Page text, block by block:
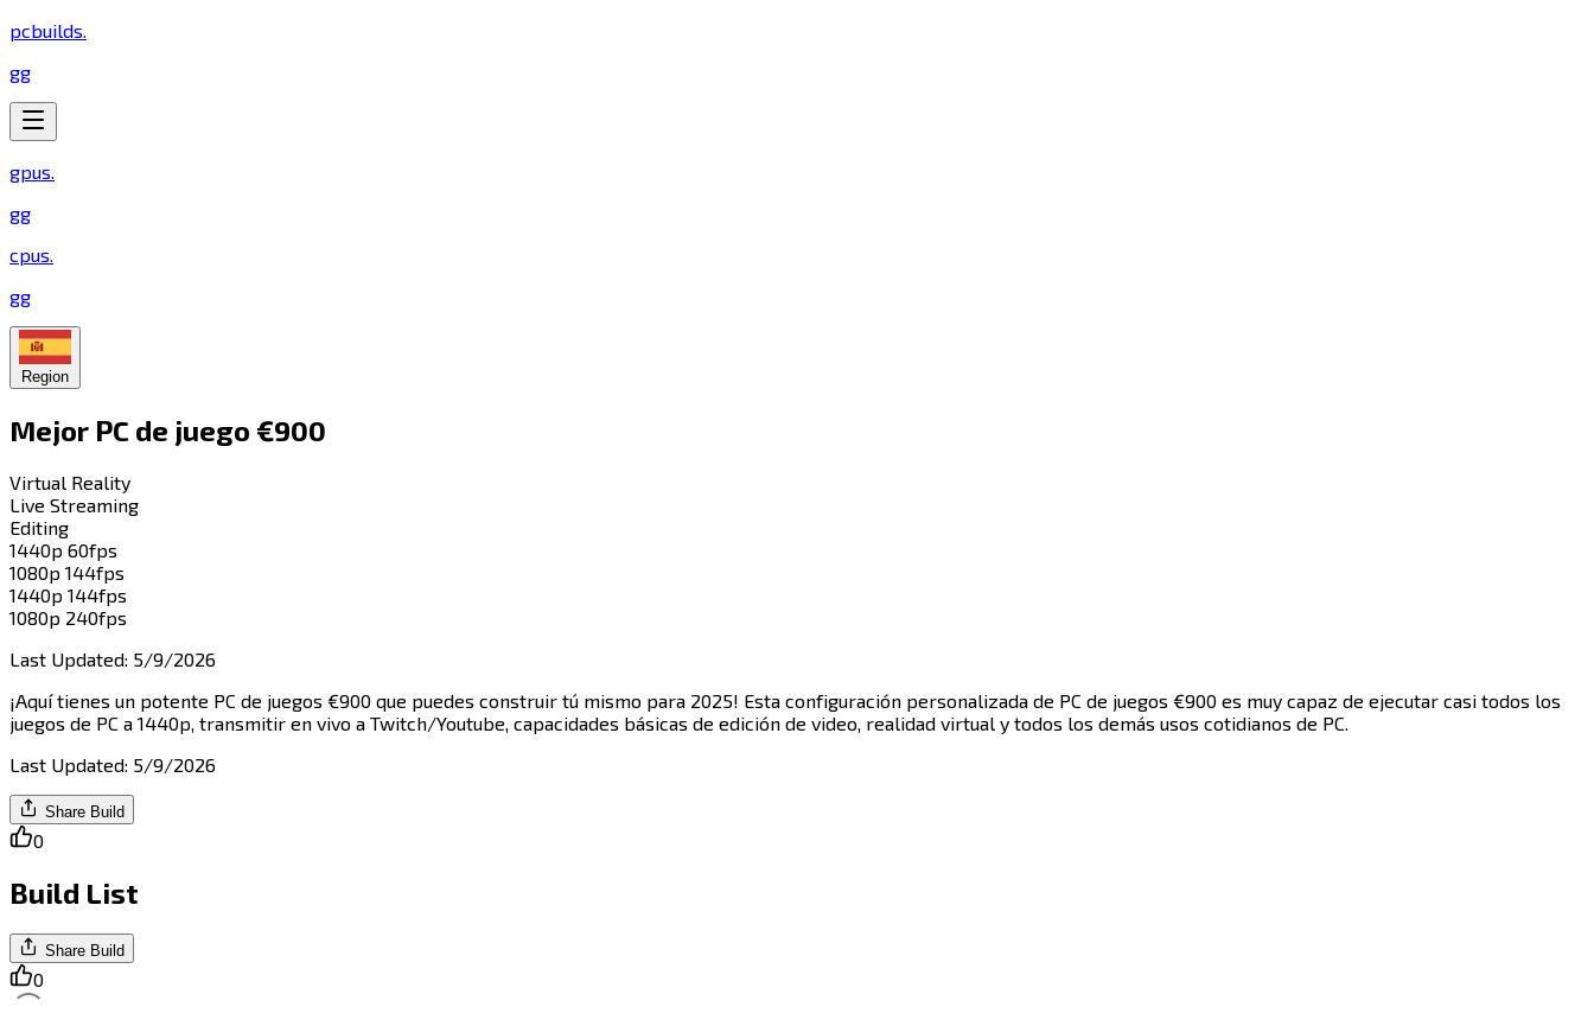
pcbuilds.
gg
gpus.
gg
cpus.
gg
Region
Mejor PC de juego €900​​​​‌ ‍ ​‍​‍‌‍ ‌ ​‍‌‍‍‌‌‍‌ ‌‍‍‌‌‍ ‍​‍​‍​ ‍‍​‍​‍‌ ​ ‌‍​‌‌‍ ‍‌‍‍‌‌ ‌​‌ ‍‌​‍ ‍‌‍‍‌‌‍ ​‍​‍​‍ ​​‍​‍‌‍‍​‌ ​‍‌‍‌‌‌‍‌‍​‍​‍​ ‍‍​‍​‍​‍ ‌‍​‌‌‍‌​‌‍ ‌‌‍‍‌‌‍ ‍​‍ ‌‍‍‌‌‍ ‍‌ ‌​‌‍‌‌‌‍ ‍‌ ‌​​‍ ‌‍‌‌‌‍‌​‌‍‍‌‌ ‌​​‍ ‌‍ ‌‌‍ ‌‍‌​‌‍‌‌​ ‌‌ ​​‌ ​‍‌‍‌‌‌ ​ ‌‍‌‌‌‍ ‍‌ ‌​‌‍​‌‌ ‌​‌‍‍‌‌‍ ‌‍ ‍​ ‍ ‌‍‍‌‌‍‌​​ ‌‌‍‌​​ ‍​​ ​​​ ‍​​ ​‌​ ‍​‌‍​ ​ ‌ ​‍ ‌​ ‌‌‌‍‌‍‌‍‌​​ ‍‌​‍ ‌​ ‌​​ ‌​​ ​‌​ ‍‌​‍ ‌‌‍​‍​ ‌‌​ ‌ ‌‍​ ​‍ ‌‌‍‌​‌‍‌​‌‍​‍‌‍​‌​ ‍‌‌‍‌‌‌‍‌‍‌‍‌‍‌‍​‌​ ​‌​ ‍‌​ ‌‍​ ‍ ‌ ‌​‌ ‍‌‌ ​​‌‍‌‌​ ‌‌‍​‍‌ ‌‌‌‍‍‌‌‍ ​‌‍‌​​ ‍ ‌ ​​‌‍​‌‌ ‌​‌‍‍​​ ‌‌‍‍‌​ ​‌​ ‍​‌‍ ‍‌‌ ‌‍ ‍‌‍​‌‌‍ ‌‌‍‌‌​‍‌‌​ ‌‌‌​​‍‌‌ ‌‍‍ ‌‍‌‌‌ ‍‌​‍‌‌​ ​ ‌​‌​​‍‌‌​ ​ ‌​‌​​‍‌‌​ ​‍​ ​‍‌‍‌‌‌ ​ ​‍‌‌​ ​‍​ ​‍​‍‌‌​ ‌‌‌​‌​​‍ ‍‌ ‌‍‌‍​‌‌‍ ​‌ ‌‌‌‍‌‌​ ‌‍​‍‌‍​‌‌ ​ ‌‍‌‌‌‌‌‌‌ ​‍‌‍ ​​ ‌​‍‌‌​ ​‍‌​‌‍‌‍​‌‌‍‌​‌‍ ‌‌‍‍‌‌‍ ‍​‍‌‍‌‍‍‌‌‍‌​​ ‌‌‍‌​​ ‍​​ ​​​ ‍​​ ​‌​ ‍​‌‍​ ​ ‌ ​‍ ‌​ ‌‌‌‍‌‍‌‍‌​​ ‍‌​‍ ‌​ ‌​​ ‌​​ ​‌​ ‍‌​‍ ‌‌‍​‍​ ‌‌​ ‌ ‌‍​ ​‍ ‌‌‍‌​‌‍‌​‌‍​‍‌‍​‌​ ‍‌‌‍‌‌‌‍‌‍‌‍‌‍‌‍​‌​ ​‌​ ‍‌​ ‌‍​‍‌‍‌ ‌​‌ ‍‌‌ ​​‌‍‌‌​ ‌‌‍​‍‌ ‌‌‌‍‍‌‌‍ ​‌‍‌​​‍‌‍‌ ​​‌‍​‌‌ ‌​‌‍‍​​ ‌‌‍‍‌​ ​‌​ ‍​‌‍ ‍‌‌ ‌‍ ‍‌‍​‌‌‍ ‌‌‍‌‌​‍‌‌​ ‌‌‌​​‍‌‌ ‌‍‍ ‌‍‌‌‌ ‍‌​‍‌‌​ ​ ‌​‌​​‍‌‌​ ​ ‌​‌​​‍‌‌​ ​‍​ ​‍‌‍‌‌‌ ​ ​‍‌‌​ ​‍​ ​‍​‍‌‌​ ‌‌‌​‌​​‍ ‍‌ ‌‍‌‍​‌‌‍ ​‌ ‌‌‌‍‌‌​‍‌‍‌ ​​‌‍‌‌‌ ​‍‌ ​ ‌ ​​‌‍‌‌‌‍​ ‌ ‌​‌‍‍‌‌ ‌‍‌‍‌‌​ ‌‌ ​​‌ ‌‌‌‍​‍‌‍ ​‌‍‍‌‌ ​ ‌‍‍​‌‍‌‌‌‍‌​​‍​‍‌ ‌
Virtual Reality​​​​‌ ‍ ​‍​‍‌‍ ‌ ​‍‌‍‍‌‌‍‌ ‌‍‍‌‌‍ ‍​‍​‍​ ‍‍​‍​‍‌ ​ ‌‍​‌‌‍ ‍‌‍‍‌‌ ‌​‌ ‍‌​‍ ‍‌‍‍‌‌‍ ​‍​‍​‍ ​​‍​‍‌‍‍​‌ ​‍‌‍‌‌‌‍‌‍​‍​‍​ ‍‍​‍​‍​‍ ‌‍​‌‌‍‌​‌‍ ‌‌‍‍‌‌‍ ‍​‍ ‌‍‍‌‌‍ ‍‌ ‌​‌‍‌‌‌‍ ‍‌ ‌​​‍ ‌‍‌‌‌‍‌​‌‍‍‌‌ ‌​​‍ ‌‍ ‌‌‍ ‌‍‌​‌‍‌‌​ ‌‌ ​​‌ ​‍‌‍‌‌‌ ​ ‌‍‌‌‌‍ ‍‌ ‌​‌‍​‌‌ ‌​‌‍‍‌‌‍ ‌‍ ‍​ ‍ ‌‍‍‌‌‍‌​​ ‌​ ​‌​ ​‌‌‍​‌​ ‍‌‌‍‌‌‌‍​‍​ ‌ ​ ​‍​‍ ‌​ ‌​‌‍‌​​ ​‍​ ‌​​‍ ‌​ ‌​​ ​​‌‍‌​​ ​‍​‍ ‌‌‍​‌‌‍​‌‌‍‌​‌‍​‌​‍ ‌‌‍‌‍‌‍‌​‌‍​‍​ ‍‌​ ‌ ​ ‌‍‌‍​‌​ ‌ ‌‍​‍​ ‍​​ ‍‌‌‍‌‍​ ‍ ‌ ‌​‌ ‍‌‌ ​​‌‍‌‌​ ‌‌ ‌​‌‍​‌‌‍‌ ​ ‍ ‌ ​​‌‍​‌‌ ‌​‌‍‍​​ ‌‌‍ ‍‌‍​‌‌‍ ‌‌‍‌‌​ ‌‍​‍‌‍​‌‌ ​ ‌‍‌‌‌‌‌‌‌ ​‍‌‍ ​​ ‌​‍‌‌​ ​‍‌​‌‍‌‍​‌‌‍‌​‌‍ ‌‌‍‍‌‌‍ ‍​‍‌‍‌‍‍‌‌‍‌​​ ‌​ ​‌​ ​‌‌‍​‌​ ‍‌‌‍‌‌‌‍​‍​ ‌ ​ ​‍​‍ ‌​ ‌​‌‍‌​​ ​‍​ ‌​​‍ ‌​ ‌​​ ​​‌‍‌​​ ​‍​‍ ‌‌‍​‌‌‍​‌‌‍‌​‌‍​‌​‍ ‌‌‍‌‍‌‍‌​‌‍​‍​ ‍‌​ ‌ ​ ‌‍‌‍​‌​ ‌ ‌‍​‍​ ‍​​ ‍‌‌‍‌‍​‍‌‍‌ ‌​‌ ‍‌‌ ​​‌‍‌‌​ ‌‌ ‌​‌‍​‌‌‍‌ ​‍‌‍‌ ​​‌‍​‌‌ ‌​‌‍‍​​ ‌‌‍ ‍‌‍​‌‌‍ ‌‌‍‌‌​‍‌‍‌ ​​‌‍‌‌‌ ​‍‌ ​ ‌ ​​‌‍‌‌‌‍​ ‌ ‌​‌‍‍‌‌ ‌‍‌‍‌‌​ ‌‌ ​​‌ ‌‌‌‍​‍‌‍ ​‌‍‍‌‌ ​ ‌‍‍​‌‍‌‌‌‍‌​​‍​‍‌ ‌
Live Streaming​​​​‌ ‍ ​‍​‍‌‍ ‌ ​‍‌‍‍‌‌‍‌ ‌‍‍‌‌‍ ‍​‍​‍​ ‍‍​‍​‍‌ ​ ‌‍​‌‌‍ ‍‌‍‍‌‌ ‌​‌ ‍‌​‍ ‍‌‍‍‌‌‍ ​‍​‍​‍ ​​‍​‍‌‍‍​‌ ​‍‌‍‌‌‌‍‌‍​‍​‍​ ‍‍​‍​‍​‍ ‌‍​‌‌‍‌​‌‍ ‌‌‍‍‌‌‍ ‍​‍ ‌‍‍‌‌‍ ‍‌ ‌​‌‍‌‌‌‍ ‍‌ ‌​​‍ ‌‍‌‌‌‍‌​‌‍‍‌‌ ‌​​‍ ‌‍ ‌‌‍ ‌‍‌​‌‍‌‌​ ‌‌ ​​‌ ​‍‌‍‌‌‌ ​ ‌‍‌‌‌‍ ‍‌ ‌​‌‍​‌‌ ‌​‌‍‍‌‌‍ ‌‍ ‍​ ‍ ‌‍‍‌‌‍‌​​ ‌​ ​‌‌‍​‍​ ‌‍‌‍​‌‌‍​ ​ ​‌‌‍​‍​ ​‍​‍ ‌‌‍‌​​ ‌ ​ ‍​​ ‌‍​‍ ‌​ ‌​​ ‍​‌‍‌‌​ ‍‌​‍ ‌‌‍​‍​ ​‌‌‍‌‌‌‍‌​​‍ ‌​ ​​‌‍​‍​ ‍‌​ ‌ ‌‍​‍‌‍‌​​ ‌ ​ ‌ ​ ​‌‌‍‌​​ ​​‌‍‌​​ ‍ ‌ ‌​‌ ‍‌‌ ​​‌‍‌‌​ ‌‌ ‌​‌‍​‌‌‍‌ ​ ‍ ‌ ​​‌‍​‌‌ ‌​‌‍‍​​ ‌‌‍ ‍‌‍​‌‌‍ ‌‌‍‌‌​ ‌‍​‍‌‍​‌‌ ​ ‌‍‌‌‌‌‌‌‌ ​‍‌‍ ​​ ‌​‍‌‌​ ​‍‌​‌‍‌‍​‌‌‍‌​‌‍ ‌‌‍‍‌‌‍ ‍​‍‌‍‌‍‍‌‌‍‌​​ ‌​ ​‌‌‍​‍​ ‌‍‌‍​‌‌‍​ ​ ​‌‌‍​‍​ ​‍​‍ ‌‌‍‌​​ ‌ ​ ‍​​ ‌‍​‍ ‌​ ‌​​ ‍​‌‍‌‌​ ‍‌​‍ ‌‌‍​‍​ ​‌‌‍‌‌‌‍‌​​‍ ‌​ ​​‌‍​‍​ ‍‌​ ‌ ‌‍​‍‌‍‌​​ ‌ ​ ‌ ​ ​‌‌‍‌​​ ​​‌‍‌​​‍‌‍‌ ‌​‌ ‍‌‌ ​​‌‍‌‌​ ‌‌ ‌​‌‍​‌‌‍‌ ​‍‌‍‌ ​​‌‍​‌‌ ‌​‌‍‍​​ ‌‌‍ ‍‌‍​‌‌‍ ‌‌‍‌‌​‍‌‍‌ ​​‌‍‌‌‌ ​‍‌ ​ ‌ ​​‌‍‌‌‌‍​ ‌ ‌​‌‍‍‌‌ ‌‍‌‍‌‌​ ‌‌ ​​‌ ‌‌‌‍​‍‌‍ ​‌‍‍‌‌ ​ ‌‍‍​‌‍‌‌‌‍‌​​‍​‍‌ ‌
Editing​​​​‌ ‍ ​‍​‍‌‍ ‌ ​‍‌‍‍‌‌‍‌ ‌‍‍‌‌‍ ‍​‍​‍​ ‍‍​‍​‍‌ ​ ‌‍​‌‌‍ ‍‌‍‍‌‌ ‌​‌ ‍‌​‍ ‍‌‍‍‌‌‍ ​‍​‍​‍ ​​‍​‍‌‍‍​‌ ​‍‌‍‌‌‌‍‌‍​‍​‍​ ‍‍​‍​‍​‍ ‌‍​‌‌‍‌​‌‍ ‌‌‍‍‌‌‍ ‍​‍ ‌‍‍‌‌‍ ‍‌ ‌​‌‍‌‌‌‍ ‍‌ ‌​​‍ ‌‍‌‌‌‍‌​‌‍‍‌‌ ‌​​‍ ‌‍ ‌‌‍ ‌‍‌​‌‍‌‌​ ‌‌ ​​‌ ​‍‌‍‌‌‌ ​ ‌‍‌‌‌‍ ‍‌ ‌​‌‍​‌‌ ‌​‌‍‍‌‌‍ ‌‍ ‍​ ‍ ‌‍‍‌‌‍‌​​ ‌‌‍‌​​ ‌ ‌‍​‍‌‍‌​​ ​‌‌‍​ ​ ‌‍​ ‌​​‍ ‌​ ​‍​ ‌ ​ ‌​​ ‍‌​‍ ‌​ ‌​​ ​‍​ ​ ​ ‍‌​‍ ‌​ ‍​​ ​​​ ‌​‌‍‌‍​‍ ‌​ ‌‍‌‍‌‍‌‍​ ​ ‌‌​ ‌‌‌‍‌​​ ​‌​ ‌ ‌‍​‍‌‍​‍‌‍‌‌​ ​‌​ ‍ ‌ ‌​‌ ‍‌‌ ​​‌‍‌‌​ ‌‌ ‌​‌‍​‌‌‍‌ ​ ‍ ‌ ​​‌‍​‌‌ ‌​‌‍‍​​ ‌‌‍ ‍‌‍​‌‌‍ ‌‌‍‌‌​ ‌‍​‍‌‍​‌‌ ​ ‌‍‌‌‌‌‌‌‌ ​‍‌‍ ​​ ‌​‍‌‌​ ​‍‌​‌‍‌‍​‌‌‍‌​‌‍ ‌‌‍‍‌‌‍ ‍​‍‌‍‌‍‍‌‌‍‌​​ ‌‌‍‌​​ ‌ ‌‍​‍‌‍‌​​ ​‌‌‍​ ​ ‌‍​ ‌​​‍ ‌​ ​‍​ ‌ ​ ‌​​ ‍‌​‍ ‌​ ‌​​ ​‍​ ​ ​ ‍‌​‍ ‌​ ‍​​ ​​​ ‌​‌‍‌‍​‍ ‌​ ‌‍‌‍‌‍‌‍​ ​ ‌‌​ ‌‌‌‍‌​​ ​‌​ ‌ ‌‍​‍‌‍​‍‌‍‌‌​ ​‌​‍‌‍‌ ‌​‌ ‍‌‌ ​​‌‍‌‌​ ‌‌ ‌​‌‍​‌‌‍‌ ​‍‌‍‌ ​​‌‍​‌‌ ‌​‌‍‍​​ ‌‌‍ ‍‌‍​‌‌‍ ‌‌‍‌‌​‍‌‍‌ ​​‌‍‌‌‌ ​‍‌ ​ ‌ ​​‌‍‌‌‌‍​ ‌ ‌​‌‍‍‌‌ ‌‍‌‍‌‌​ ‌‌ ​​‌ ‌‌‌‍​‍‌‍ ​‌‍‍‌‌ ​ ‌‍‍​‌‍‌‌‌‍‌​​‍​‍‌ ‌
1440p 60fps​​​​‌ ‍ ​‍​‍‌‍ ‌ ​‍‌‍‍‌‌‍‌ ‌‍‍‌‌‍ ‍​‍​‍​ ‍‍​‍​‍‌ ​ ‌‍​‌‌‍ ‍‌‍‍‌‌ ‌​‌ ‍‌​‍ ‍‌‍‍‌‌‍ ​‍​‍​‍ ​​‍​‍‌‍‍​‌ ​‍‌‍‌‌‌‍‌‍​‍​‍​ ‍‍​‍​‍​‍ ‌‍​‌‌‍‌​‌‍ ‌‌‍‍‌‌‍ ‍​‍ ‌‍‍‌‌‍ ‍‌ ‌​‌‍‌‌‌‍ ‍‌ ‌​​‍ ‌‍‌‌‌‍‌​‌‍‍‌‌ ‌​​‍ ‌‍ ‌‌‍ ‌‍‌​‌‍‌‌​ ‌‌ ​​‌ ​‍‌‍‌‌‌ ​ ‌‍‌‌‌‍ ‍‌ ‌​‌‍​‌‌ ‌​‌‍‍‌‌‍ ‌‍ ‍​ ‍ ‌‍‍‌‌‍‌​​ ‌​ ​‍​ ‌ ‌‍​ ​ ‍​​ ‍‌‌‍​‍​ ‌ ​ ​​​‍ ‌​ ​‍​ ‍‌​ ‍​‌‍‌‍​‍ ‌​ ‌​​ ‍‌​ ‌‍​ ‍‌​‍ ‌‌‍​‌​ ​‌​ ‌​​ ‍​​‍ ‌​ ​​​ ​ ​ ‌ ‌‍​‌‌‍​‌​ ‍‌​ ‍​​ ‌‍​ ​ ‌‍​ ​ ​ ​ ​ ​ ‍ ‌ ‌​‌ ‍‌‌ ​​‌‍‌‌​ ‌‌ ​​‌‍‌‌‌ ​‍‌‍‌‍‌‍ ‌ ​‍‌‍ ‌‌‍​‌‌‍ ‍‌‍​ ‌‍‌‌​ ‍ ‌ ​​‌‍​‌‌ ‌​‌‍‍​​ ‌‌‍ ‍‌‍​‌‌‍ ‌‌‍‌‌​ ‌‍​‍‌‍​‌‌ ​ ‌‍‌‌‌‌‌‌‌ ​‍‌‍ ​​ ‌​‍‌‌​ ​‍‌​‌‍‌‍​‌‌‍‌​‌‍ ‌‌‍‍‌‌‍ ‍​‍‌‍‌‍‍‌‌‍‌​​ ‌​ ​‍​ ‌ ‌‍​ ​ ‍​​ ‍‌‌‍​‍​ ‌ ​ ​​​‍ ‌​ ​‍​ ‍‌​ ‍​‌‍‌‍​‍ ‌​ ‌​​ ‍‌​ ‌‍​ ‍‌​‍ ‌‌‍​‌​ ​‌​ ‌​​ ‍​​‍ ‌​ ​​​ ​ ​ ‌ ‌‍​‌‌‍​‌​ ‍‌​ ‍​​ ‌‍​ ​ ‌‍​ ​ ​ ​ ​ ​‍‌‍‌ ‌​‌ ‍‌‌ ​​‌‍‌‌​ ‌‌ ​​‌‍‌‌‌ ​‍‌‍‌‍‌‍ ‌ ​‍‌‍ ‌‌‍​‌‌‍ ‍‌‍​ ‌‍‌‌​‍‌‍‌ ​​‌‍​‌‌ ‌​‌‍‍​​ ‌‌‍ ‍‌‍​‌‌‍ ‌‌‍‌‌​‍‌‍‌ ​​‌‍‌‌‌ ​‍‌ ​ ‌ ​​‌‍‌‌‌‍​ ‌ ‌​‌‍‍‌‌ ‌‍‌‍‌‌​ ‌‌ ​​‌ ‌‌‌‍​‍‌‍ ​‌‍‍‌‌ ​ ‌‍‍​‌‍‌‌‌‍‌​​‍​‍‌ ‌
1080p 144fps​​​​‌ ‍ ​‍​‍‌‍ ‌ ​‍‌‍‍‌‌‍‌ ‌‍‍‌‌‍ ‍​‍​‍​ ‍‍​‍​‍‌ ​ ‌‍​‌‌‍ ‍‌‍‍‌‌ ‌​‌ ‍‌​‍ ‍‌‍‍‌‌‍ ​‍​‍​‍ ​​‍​‍‌‍‍​‌ ​‍‌‍‌‌‌‍‌‍​‍​‍​ ‍‍​‍​‍​‍ ‌‍​‌‌‍‌​‌‍ ‌‌‍‍‌‌‍ ‍​‍ ‌‍‍‌‌‍ ‍‌ ‌​‌‍‌‌‌‍ ‍‌ ‌​​‍ ‌‍‌‌‌‍‌​‌‍‍‌‌ ‌​​‍ ‌‍ ‌‌‍ ‌‍‌​‌‍‌‌​ ‌‌ ​​‌ ​‍‌‍‌‌‌ ​ ‌‍‌‌‌‍ ‍‌ ‌​‌‍​‌‌ ‌​‌‍‍‌‌‍ ‌‍ ‍​ ‍ ‌‍‍‌‌‍‌​​ ‌​ ‍‌​ ​​​ ‌‌​ ‌‌​ ‍​​ ‌‍‌‍‌​​ ‌​​‍ ‌‌‍‌​​ ‍​‌‍‌‌‌‍‌​​‍ ‌​ ‌​​ ​‍‌‍​‌‌‍‌‍​‍ ‌‌‍​‍​ ‌​‌‍‌​‌‍‌‌​‍ ‌‌‍​‍​ ‍​‌‍‌​​ ‌‍‌‍‌‌​ ‌‌​ ​​‌‍​‌​ ​​​ ‍​​ ​ ​ ‌​​ ‍ ‌ ‌​‌ ‍‌‌ ​​‌‍‌‌​ ‌‌ ​​‌‍‌‌‌ ​‍‌‍‌‍‌‍ ‌ ​‍‌‍ ‌‌‍​‌‌‍ ‍‌‍​ ‌‍‌‌​ ‍ ‌ ​​‌‍​‌‌ ‌​‌‍‍​​ ‌‌‍ ‍‌‍​‌‌‍ ‌‌‍‌‌​ ‌‍​‍‌‍​‌‌ ​ ‌‍‌‌‌‌‌‌‌ ​‍‌‍ ​​ ‌​‍‌‌​ ​‍‌​‌‍‌‍​‌‌‍‌​‌‍ ‌‌‍‍‌‌‍ ‍​‍‌‍‌‍‍‌‌‍‌​​ ‌​ ‍‌​ ​​​ ‌‌​ ‌‌​ ‍​​ ‌‍‌‍‌​​ ‌​​‍ ‌‌‍‌​​ ‍​‌‍‌‌‌‍‌​​‍ ‌​ ‌​​ ​‍‌‍​‌‌‍‌‍​‍ ‌‌‍​‍​ ‌​‌‍‌​‌‍‌‌​‍ ‌‌‍​‍​ ‍​‌‍‌​​ ‌‍‌‍‌‌​ ‌‌​ ​​‌‍​‌​ ​​​ ‍​​ ​ ​ ‌​​‍‌‍‌ ‌​‌ ‍‌‌ ​​‌‍‌‌​ ‌‌ ​​‌‍‌‌‌ ​‍‌‍‌‍‌‍ ‌ ​‍‌‍ ‌‌‍​‌‌‍ ‍‌‍​ ‌‍‌‌​‍‌‍‌ ​​‌‍​‌‌ ‌​‌‍‍​​ ‌‌‍ ‍‌‍​‌‌‍ ‌‌‍‌‌​‍‌‍‌ ​​‌‍‌‌‌ ​‍‌ ​ ‌ ​​‌‍‌‌‌‍​ ‌ ‌​‌‍‍‌‌ ‌‍‌‍‌‌​ ‌‌ ​​‌ ‌‌‌‍​‍‌‍ ​‌‍‍‌‌ ​ ‌‍‍​‌‍‌‌‌‍‌​​‍​‍‌ ‌
1440p 144fps​​​​‌ ‍ ​‍​‍‌‍ ‌ ​‍‌‍‍‌‌‍‌ ‌‍‍‌‌‍ ‍​‍​‍​ ‍‍​‍​‍‌ ​ ‌‍​‌‌‍ ‍‌‍‍‌‌ ‌​‌ ‍‌​‍ ‍‌‍‍‌‌‍ ​‍​‍​‍ ​​‍​‍‌‍‍​‌ ​‍‌‍‌‌‌‍‌‍​‍​‍​ ‍‍​‍​‍​‍ ‌‍​‌‌‍‌​‌‍ ‌‌‍‍‌‌‍ ‍​‍ ‌‍‍‌‌‍ ‍‌ ‌​‌‍‌‌‌‍ ‍‌ ‌​​‍ ‌‍‌‌‌‍‌​‌‍‍‌‌ ‌​​‍ ‌‍ ‌‌‍ ‌‍‌​‌‍‌‌​ ‌‌ ​​‌ ​‍‌‍‌‌‌ ​ ‌‍‌‌‌‍ ‍‌ ‌​‌‍​‌‌ ‌​‌‍‍‌‌‍ ‌‍ ‍​ ‍ ‌‍‍‌‌‍‌​​ ‌‌‍​ ​ ​‍​ ‍​​ ‍‌​ ‌​‌‍‌‌‌‍​‍​ ‌​​‍ ‌‌‍‌​​ ‍‌​ ​‌​ ​ ​‍ ‌​ ‌​​ ​‌​ ‌‍​ ‌ ​‍ ‌​ ‍​​ ​‍​ ‌​‌‍​‌​‍ ‌​ ‌​​ ​‌‌‍‌​‌‍​‌‌‍‌‌​ ​ ‌‍‌‌‌‍‌​​ ‌ ‌‍‌​‌‍​ ​ ​ ​ ‍ ‌ ‌​‌ ‍‌‌ ​​‌‍‌‌​ ‌‌ ​​‌‍‌‌‌ ​‍‌‍‌‍‌‍ ‌ ​‍‌‍ ‌‌‍​‌‌‍ ‍‌‍​ ‌‍‌‌​ ‍ ‌ ​​‌‍​‌‌ ‌​‌‍‍​​ ‌‌‍ ‍‌‍​‌‌‍ ‌‌‍‌‌​ ‌‍​‍‌‍​‌‌ ​ ‌‍‌‌‌‌‌‌‌ ​‍‌‍ ​​ ‌​‍‌‌​ ​‍‌​‌‍‌‍​‌‌‍‌​‌‍ ‌‌‍‍‌‌‍ ‍​‍‌‍‌‍‍‌‌‍‌​​ ‌‌‍​ ​ ​‍​ ‍​​ ‍‌​ ‌​‌‍‌‌‌‍​‍​ ‌​​‍ ‌‌‍‌​​ ‍‌​ ​‌​ ​ ​‍ ‌​ ‌​​ ​‌​ ‌‍​ ‌ ​‍ ‌​ ‍​​ ​‍​ ‌​‌‍​‌​‍ ‌​ ‌​​ ​‌‌‍‌​‌‍​‌‌‍‌‌​ ​ ‌‍‌‌‌‍‌​​ ‌ ‌‍‌​‌‍​ ​ ​ ​‍‌‍‌ ‌​‌ ‍‌‌ ​​‌‍‌‌​ ‌‌ ​​‌‍‌‌‌ ​‍‌‍‌‍‌‍ ‌ ​‍‌‍ ‌‌‍​‌‌‍ ‍‌‍​ ‌‍‌‌​‍‌‍‌ ​​‌‍​‌‌ ‌​‌‍‍​​ ‌‌‍ ‍‌‍​‌‌‍ ‌‌‍‌‌​‍‌‍‌ ​​‌‍‌‌‌ ​‍‌ ​ ‌ ​​‌‍‌‌‌‍​ ‌ ‌​‌‍‍‌‌ ‌‍‌‍‌‌​ ‌‌ ​​‌ ‌‌‌‍​‍‌‍ ​‌‍‍‌‌ ​ ‌‍‍​‌‍‌‌‌‍‌​​‍​‍‌ ‌
1080p 240fps​​​​‌ ‍ ​‍​‍‌‍ ‌ ​‍‌‍‍‌‌‍‌ ‌‍‍‌‌‍ ‍​‍​‍​ ‍‍​‍​‍‌ ​ ‌‍​‌‌‍ ‍‌‍‍‌‌ ‌​‌ ‍‌​‍ ‍‌‍‍‌‌‍ ​‍​‍​‍ ​​‍​‍‌‍‍​‌ ​‍‌‍‌‌‌‍‌‍​‍​‍​ ‍‍​‍​‍​‍ ‌‍​‌‌‍‌​‌‍ ‌‌‍‍‌‌‍ ‍​‍ ‌‍‍‌‌‍ ‍‌ ‌​‌‍‌‌‌‍ ‍‌ ‌​​‍ ‌‍‌‌‌‍‌​‌‍‍‌‌ ‌​​‍ ‌‍ ‌‌‍ ‌‍‌​‌‍‌‌​ ‌‌ ​​‌ ​‍‌‍‌‌‌ ​ ‌‍‌‌‌‍ ‍‌ ‌​‌‍​‌‌ ‌​‌‍‍‌‌‍ ‌‍ ‍​ ‍ ‌‍‍‌‌‍‌​​ ‌‌‍​‍​ ​​‌‍‌​‌‍​ ‌‍‌‌‌‍​‍​ ​‌​ ​​​‍ ‌‌‍‌​‌‍‌​​ ​‌​ ​​​‍ ‌​ ‌​‌‍​‌​ ‌ ​ ‌‍​‍ ‌‌‍​‍‌‍‌​‌‍​‍‌‍​‌​‍ ‌​ ​‍‌‍‌‍‌‍​ ​ ​‌​ ​‍​ ‍​​ ‌‌​ ‌ ​ ​ ​ ‌ ​ ​ ‌‍‌‌​ ‍ ‌ ‌​‌ ‍‌‌ ​​‌‍‌‌​ ‌‌ ​​‌‍‌‌‌ ​‍‌‍‌‍‌‍ ‌ ​‍‌‍ ‌‌‍​‌‌‍ ‍‌‍​ ‌‍‌‌​ ‍ ‌ ​​‌‍​‌‌ ‌​‌‍‍​​ ‌‌‍ ‍‌‍​‌‌‍ ‌‌‍‌‌​ ‌‍​‍‌‍​‌‌ ​ ‌‍‌‌‌‌‌‌‌ ​‍‌‍ ​​ ‌​‍‌‌​ ​‍‌​‌‍‌‍​‌‌‍‌​‌‍ ‌‌‍‍‌‌‍ ‍​‍‌‍‌‍‍‌‌‍‌​​ ‌‌‍​‍​ ​​‌‍‌​‌‍​ ‌‍‌‌‌‍​‍​ ​‌​ ​​​‍ ‌‌‍‌​‌‍‌​​ ​‌​ ​​​‍ ‌​ ‌​‌‍​‌​ ‌ ​ ‌‍​‍ ‌‌‍​‍‌‍‌​‌‍​‍‌‍​‌​‍ ‌​ ​‍‌‍‌‍‌‍​ ​ ​‌​ ​‍​ ‍​​ ‌‌​ ‌ ​ ​ ​ ‌ ​ ​ ‌‍‌‌​‍‌‍‌ ‌​‌ ‍‌‌ ​​‌‍‌‌​ ‌‌ ​​‌‍‌‌‌ ​‍‌‍‌‍‌‍ ‌ ​‍‌‍ ‌‌‍​‌‌‍ ‍‌‍​ ‌‍‌‌​‍‌‍‌ ​​‌‍​‌‌ ‌​‌‍‍​​ ‌‌‍ ‍‌‍​‌‌‍ ‌‌‍‌‌​‍‌‍‌ ​​‌‍‌‌‌ ​‍‌ ​ ‌ ​​‌‍‌‌‌‍​ ‌ ‌​‌‍‍‌‌ ‌‍‌‍‌‌​ ‌‌ ​​‌ ‌‌‌‍​‍‌‍ ​‌‍‍‌‌ ​ ‌‍‍​‌‍‌‌‌‍‌​​‍​‍‌ ‌
Last Updated: 5/9/2026
¡Aquí tienes un potente PC de juegos €900 que puedes construir tú mismo para 2025! Esta configuración personalizada de PC de juegos €900 es muy capaz de ejecutar casi todos los
juegos de PC a 1440p, transmitir en vivo a Twitch/Youtube, capacidades básicas de edición de video, realidad virtual y todos los demás usos cotidianos de PC.​​​​‌ ‍ ​‍​‍‌‍ ‌ ​‍‌‍‍‌‌‍‌ ‌‍‍‌‌‍ ‍​‍​‍​ ‍‍​‍​‍‌ ​ ‌‍​‌‌‍ ‍‌‍‍‌‌ ‌​‌ ‍‌​‍ ‍‌‍‍‌‌‍ ​‍​‍​‍ ​​‍​‍‌‍‍​‌ ​‍‌‍‌‌‌‍‌‍​‍​‍​ ‍‍​‍​‍​‍ ‌‍​‌‌‍‌​‌‍ ‌‌‍‍‌‌‍ ‍​‍ ‌‍‍‌‌‍ ‍‌ ‌​‌‍‌‌‌‍ ‍‌ ‌​​‍ ‌‍‌‌‌‍‌​‌‍‍‌‌ ‌​​‍ ‌‍ ‌‌‍ ‌‍‌​‌‍‌‌​ ‌‌ ​​‌ ​‍‌‍‌‌‌ ​ ‌‍‌‌‌‍ ‍‌ ‌​‌‍​‌‌ ‌​‌‍‍‌‌‍ ‌‍ ‍​ ‍ ‌‍‍‌‌‍‌​​ ‌‌‍‌​​ ‍​​ ​​​ ‍​​ ​‌​ ‍​‌‍​ ​ ‌ ​‍ ‌​ ‌‌‌‍‌‍‌‍‌​​ ‍‌​‍ ‌​ ‌​​ ‌​​ ​‌​ ‍‌​‍ ‌‌‍​‍​ ‌‌​ ‌ ‌‍​ ​‍ ‌‌‍‌​‌‍‌​‌‍​‍‌‍​‌​ ‍‌‌‍‌‌‌‍‌‍‌‍‌‍‌‍​‌​ ​‌​ ‍‌​ ‌‍​ ‍ ‌ ‌​‌ ‍‌‌ ​​‌‍‌‌​ ‌‌‍​‍‌ ‌‌‌‍‍‌‌‍ ​‌‍‌​​ ‍ ‌ ​​‌‍​‌‌ ‌​‌‍‍​​ ‌‌‍‍‌​ ​‌​ ‍​‌‍ ‍‌‌ ‌ ​ ‌‍‍​‌‍ ‌ ​‍‌ ‌​‌‌ ‌‍‌​‌‍‌‌‌ ​ ‌‍​ ​‍‌‌​ ‌‌‌​​‍‌‌ ‌‍‍ ‌‍‌‌‌ ‍‌​‍‌‌​ ​ ‌​‌​​‍‌‌​ ​ ‌​‌​​‍‌‌​ ​‍​ ​‍‌‍‌‌‌ ​ ​‍‌‌​ ​‍​ ​‍​‍‌‌​ ‌‌‌​‌​​‍ ‍‌ ‌‍‌‍​‌‌‍ ​‌ ‌‌‌‍‌‌​‍‌‌​ ‌‌‌​​‍‌‌ ‌‍‍ ‌‍‌‌‌ ‍‌​‍‌‌​ ​ ‌​‌​​‍‌‌​ ​ ‌​‌​​‍‌‌​ ​‍​ ​‍‌‍‌‌​ ​‌​ ​‌​ ​​​ ​​​ ​‍​ ‍‌​ ​​​ ‌​​ ‍‌​ ​​‌‍​ ​‍‌‌​ ​‍​ ​‍​‍‌‌​ ‌‌‌​‌​​‍ ‍‌‍​ ‌‍‍​‌‍‍‌‌‍ ​‌‍‌​‌ ​‍‌‍‌‌‌‍ ‍​‍‌‌​ ‌‌‌​​‍‌‌ ‌‍‍ ‌‍‌‌‌ ‍‌​‍‌‌​ ​ ‌​‌​​‍‌‌​ ​ ‌​‌​​‍‌‌​ ​‍​ ​‍‌‍​ ​ ​​​ ‌‍​ ​​​ ​‌‌‍​‌​ ‌‍​ ‌ ‌‍‌‍‌‍‌‌​ ​​​ ‌‍​‍‌‌​ ​‍​ ​‍​‍‌‌​ ‌‌‌​‌​​‍ ‍‌ ‌​‌‍‌‌‌ ‍​‌ ‌​​ ‌‍​‍‌‍​‌‌ ​ ‌‍‌‌‌‌‌‌‌ ​‍‌‍ ​​ ‌​‍‌‌​ ​‍‌​‌‍‌‍​‌‌‍‌​‌‍ ‌‌‍‍‌‌‍ ‍​‍‌‍‌‍‍‌‌‍‌​​ ‌‌‍‌​​ ‍​​ ​​​ ‍​​ ​‌​ ‍​‌‍​ ​ ‌ ​‍ ‌​ ‌‌‌‍‌‍‌‍‌​​ ‍‌​‍ ‌​ ‌​​ ‌​​ ​‌​ ‍‌​‍ ‌‌‍​‍​ ‌‌​ ‌ ‌‍​ ​‍ ‌‌‍‌​‌‍‌​‌‍​‍‌‍​‌​ ‍‌‌‍‌‌‌‍‌‍‌‍‌‍‌‍​‌​ ​‌​ ‍‌​ ‌‍​‍‌‍‌ ‌​‌ ‍‌‌ ​​‌‍‌‌​ ‌‌‍​‍‌ ‌‌‌‍‍‌‌‍ ​‌‍‌​​‍‌‍‌ ​​‌‍​‌‌ ‌​‌‍‍​​ ‌‌‍‍‌​ ​‌​ ‍​‌‍ ‍‌‌ ‌ ​ ‌‍‍​‌‍ ‌ ​‍‌ ‌​‌‌ ‌‍‌​‌‍‌‌‌ ​ ‌‍​ ​‍‌‌​ ‌‌‌​​‍‌‌ ‌‍‍ ‌‍‌‌‌ ‍‌​‍‌‌​ ​ ‌​‌​​‍‌‌​ ​ ‌​‌​​‍‌‌​ ​‍​ ​‍‌‍‌‌‌ ​ ​‍‌‌​ ​‍​ ​‍​‍‌‌​ ‌‌‌​‌​​‍ ‍‌ ‌‍‌‍​‌‌‍ ​‌ ‌‌‌‍‌‌​‍‌‌​ ‌‌‌​​‍‌‌ ‌‍‍ ‌‍‌‌‌ ‍‌​‍‌‌​ ​ ‌​‌​​‍‌‌​ ​ ‌​‌​​‍‌‌​ ​‍​ ​‍‌‍‌‌​ ​‌​ ​‌​ ​​​ ​​​ ​‍​ ‍‌​ ​​​ ‌​​ ‍‌​ ​​‌‍​ ​‍‌‌​ ​‍​ ​‍​‍‌‌​ ‌‌‌​‌​​‍ ‍‌‍​ ‌‍‍​‌‍‍‌‌‍ ​‌‍‌​‌ ​‍‌‍‌‌‌‍ ‍​‍‌‌​ ‌‌‌​​‍‌‌ ‌‍‍ ‌‍‌‌‌ ‍‌​‍‌‌​ ​ ‌​‌​​‍‌‌​ ​ ‌​‌​​‍‌‌​ ​‍​ ​‍‌‍​ ​ ​​​ ‌‍​ ​​​ ​‌‌‍​‌​ ‌‍​ ‌ ‌‍‌‍‌‍‌‌​ ​​​ ‌‍​‍‌‌​ ​‍​ ​‍​‍‌‌​ ‌‌‌​‌​​‍ ‍‌ ‌​‌‍‌‌‌ ‍​‌ ‌​​‍‌‍‌ ​​‌‍‌‌‌ ​‍‌ ​ ‌ ​​‌‍‌‌‌‍​ ‌ ‌​‌‍‍‌‌ ‌‍‌‍‌‌​ ‌‌ ​​‌ ‌‌‌‍​‍‌‍ ​‌‍‍‌‌ ​ ‌‍‍​‌‍‌‌‌‍‌​​‍​‍‌ ‌
Last Updated: 5/9/2026
Share Build
0
Build List
Share Build
0